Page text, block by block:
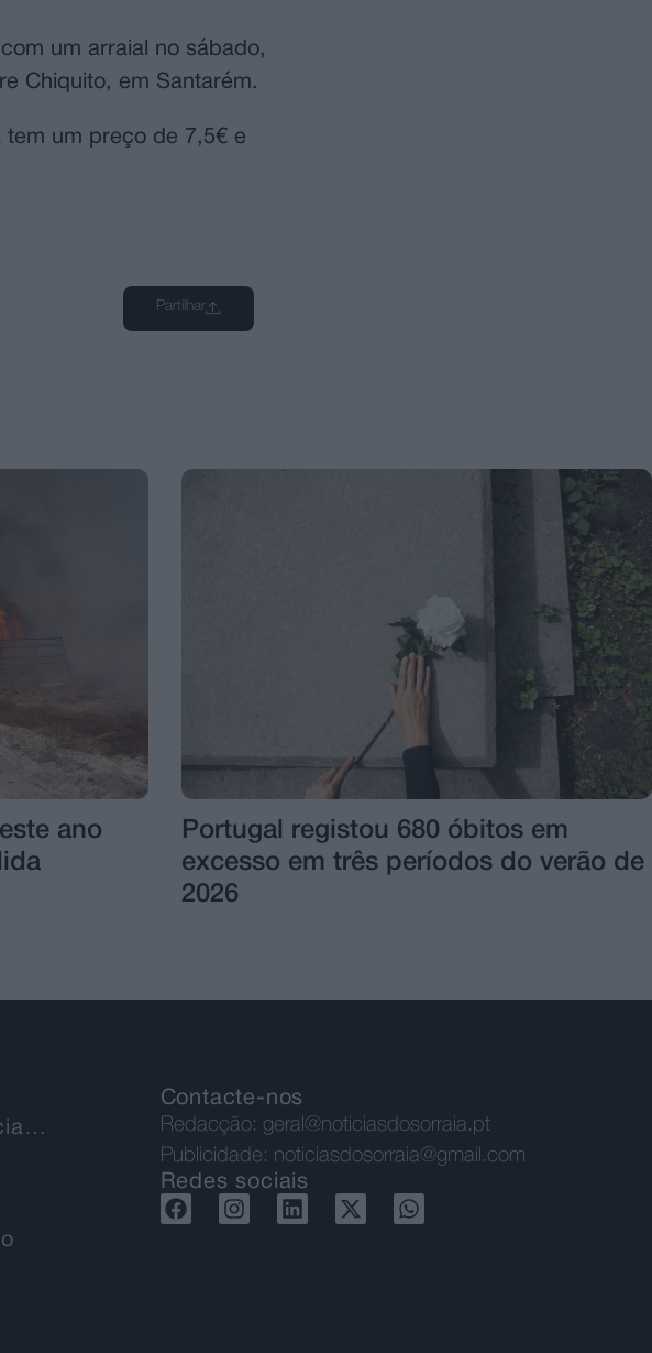
um arraial no sábado,
Chiquito, em Santarém.
tem um preço de 7,5€ e
Partilhar
ano
Portugal registou 680 óbitos em
excesso em três períodos do verão de
2026
Contacte-nos
Redacção: geral@noticiasdosorraia.pt
Publicidade: noticiasdosorraia@gmail.com
Redes sociais